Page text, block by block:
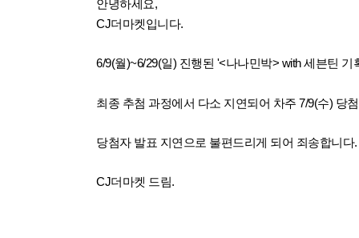
안녕하세요,
CJ더마켓입니다.
6/9(월)~6/29(일) 진행된 '<나나민박> with 세븐틴
최종 추첨 과정에서 다소 지연되어 차주 7/9(수) 당
당첨자 발표 지연으로 불편드리게 되어 죄송합니다.
CJ더마켓 드림.